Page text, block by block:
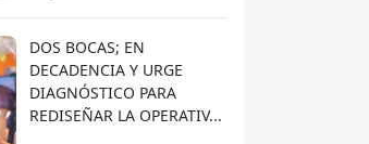
DOS BOCAS; EN
DECADENCIA Y URGE
DIAGNÓSTICO PARA
REDISEÑAR LA OPERATIV...